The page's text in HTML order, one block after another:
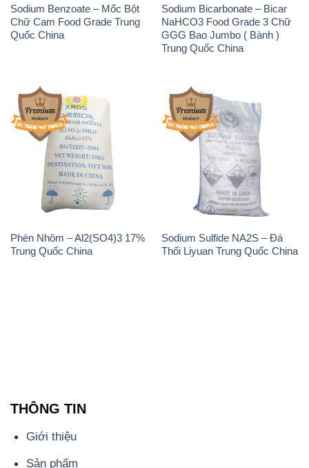
THÔNG TIN
Giới thiệu
Sản phẩm
Chính sách và quy định chung
🌐 Website: https://hoachatviet.net/